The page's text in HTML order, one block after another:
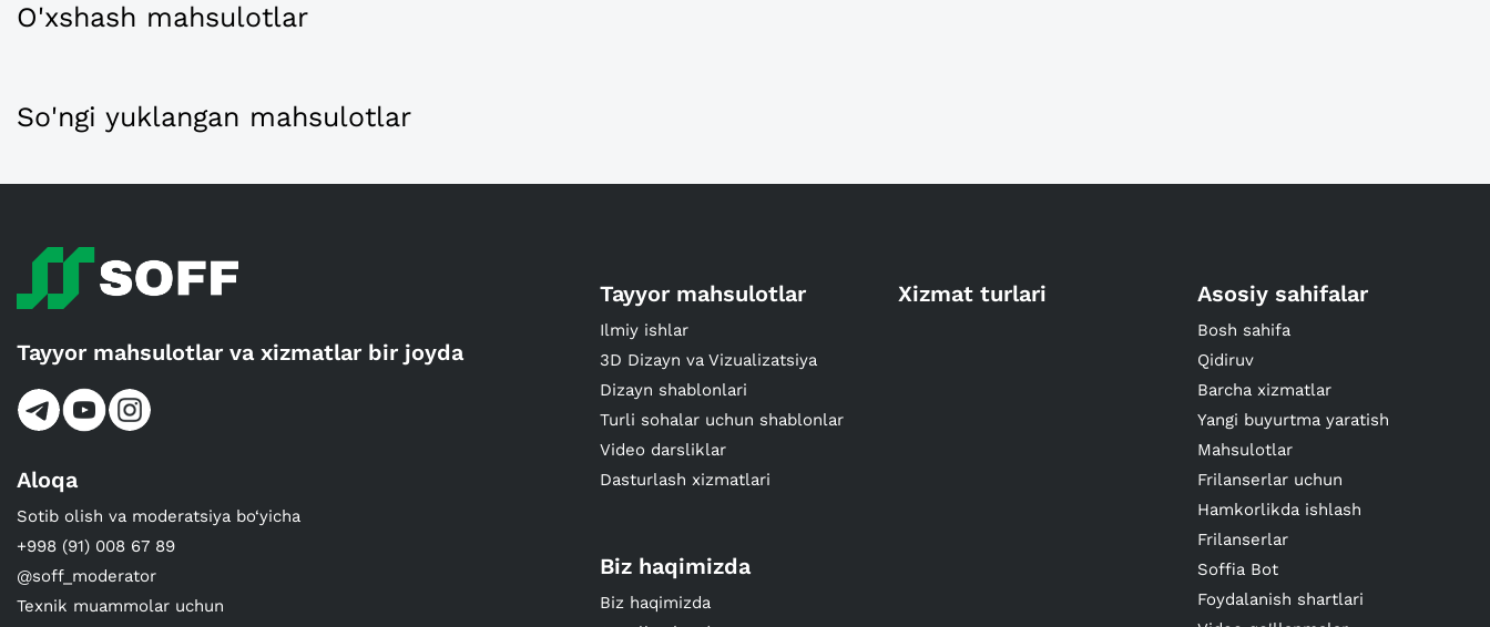
O'xshash mahsulotlar
So'ngi yuklangan mahsulotlar
Tayyor mahsulotlar va xizmatlar bir joyda
Aloqa
Sotib olish va moderatsiya bo‘yicha
+998 (91) 008 67 89
@soff_moderator
Texnik muammolar uchun
Tayyor mahsulotlar
Ilmiy ishlar
3D Dizayn va Vizualizatsiya
Dizayn shablonlari
Turli sohalar uchun shablonlar
Video darsliklar
Dasturlash xizmatlari
Xizmat turlari Asosiy sahifalar
Bosh sahifa
Qidiruv
Barcha xizmatlar
Yangi buyurtma yaratish
Mahsulotlar
Frilanserlar uchun
Hamkorlikda ishlash
Frilanserlar
Soffia Bot
Foydalanish shartlari
Biz haqimizda
Biz haqimizda